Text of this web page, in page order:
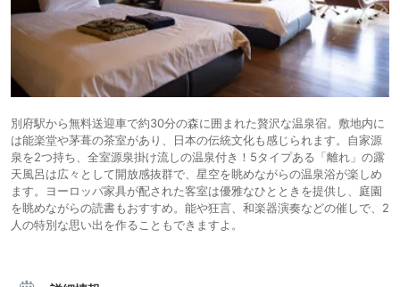
別府駅から無料送迎車で約30分の森に囲まれた贅沢な温泉宿。敷地内に
は能楽堂や茅葺の茶室があり、日本の伝統文化も感じられます。自家源
泉を2つ持ち、全室源泉掛け流しの温泉付き！5タイプある「離れ」の露
天風呂は広々として開放感抜群で、星空を眺めながらの温泉浴が楽しめ
ます。ヨーロッパ家具が配された客室は優雅なひとときを提供し、庭園
を眺めながらの読書もおすすめ。能や狂言、和楽器演奏などの催しで、2
人の特別な思い出を作ることもできますよ。